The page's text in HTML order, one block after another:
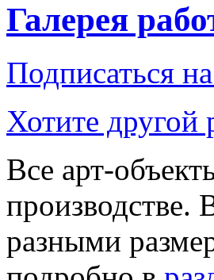
Галерея
Подписаться
Хотите другой
Все арт-
производстве.
разными